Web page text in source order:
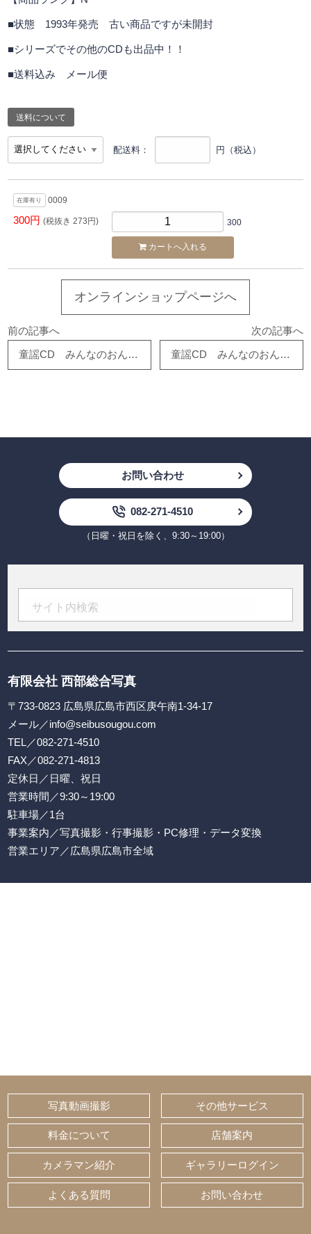
■状態 1993年発売 古い商品ですが未開封
■シリーズでその他のCDも出品中！！
■送料込み メール便
送料について
配送料： 円（税込）
在庫有り 0009
300円 (税抜き 273円) 300
オンラインショップページへ
前の記事へ
童謡CD みんなのおんがくかいシリーズ 10 おもちゃのマーチ
次の記事へ
童謡CD みんなのおんがくかいシリーズ 9 おはなしゆびさん
お問い合わせ
082-271-4510
（日曜・祝日を除く、9:30～19:00）
有限会社 西部総合写真
〒733-0823 広島県広島市西区庚午南1-34-17
メール／info@seibusougou.com
TEL／082-271-4510
FAX／082-271-4813
定休日／日曜、祝日
営業時間／9:30～19:00
駐車場／1台
事業案内／写真撮影・行事撮影・PC修理・データ変換
営業エリア／広島県広島市全域
写真動画撮影 その他サービス
料金について 店舗案内
カメラマン紹介 ギャラリーログイン
よくある質問 お問い合わせ